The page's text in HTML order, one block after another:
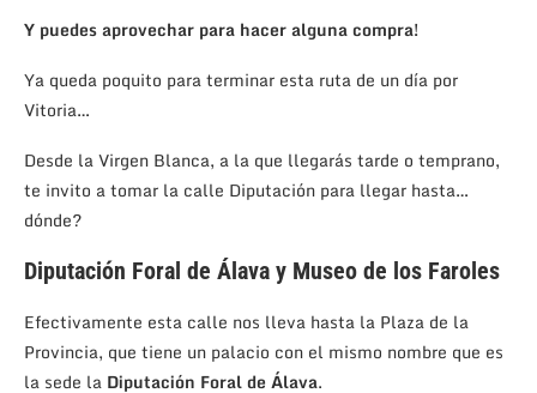
Y puedes aprovechar para hacer alguna compra!
Ya queda poquito para terminar esta ruta de un día por
Vitoria…
Desde la Virgen Blanca, a la que llegarás tarde o temprano,
te invito a tomar la calle Diputación para llegar hasta…
dónde?
Diputación Foral de Álava y Museo de los Faroles
Efectivamente esta calle nos lleva hasta la Plaza de la
Provincia, que tiene un palacio con el mismo nombre que es
la sede la Diputación Foral de Álava.